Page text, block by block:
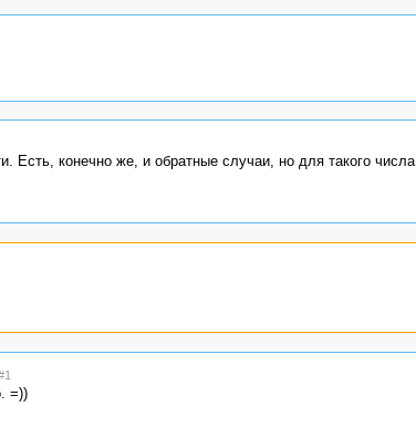
Есть, конечно же, и обратные случаи, но для такого числа
=))